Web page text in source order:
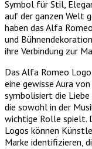
Symbol für Stil,
auf der ganzen Welt
haben das Alfa
und
ihre Verbindung zur
Das Alfa Romeo
eine gewisse Aura
symbolisiert die
die sowohl in der
wichtige Rolle spielt.
Logos können
Marke identifizieren,